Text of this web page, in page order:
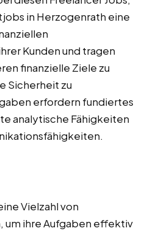
in Herzogenrath eine
Kunden und tragen
finanzielle Ziele zu
Sicherheit zu
erfordern fundiertes
analytische Fähigkeiten
Vielzahl von
um ihre Aufgaben effektiv